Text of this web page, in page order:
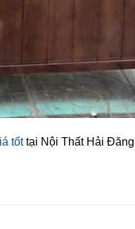
tốttại Nội Thất Hải